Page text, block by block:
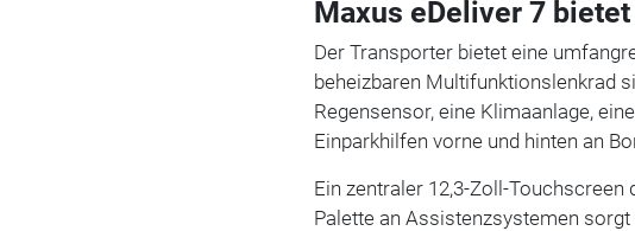
Maxus eDeliver 7
Der Transporter bietet eine
beheizbaren Multifunktionslenkrad
Regensensor, eine Klimaanlage,
Einparkhilfen vorne und hinten an
Ein zentraler 12,3-Zoll-
Palette an Assistenzsystemen